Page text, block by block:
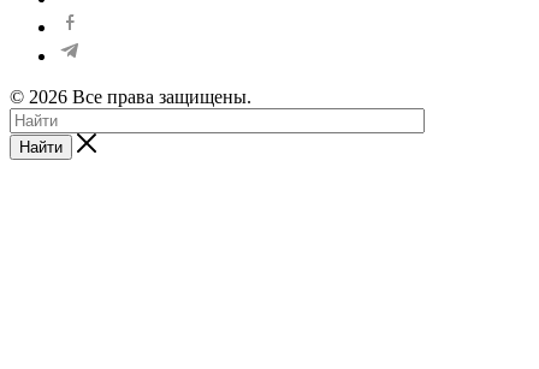
© 2026 Все права защищены.
Найти